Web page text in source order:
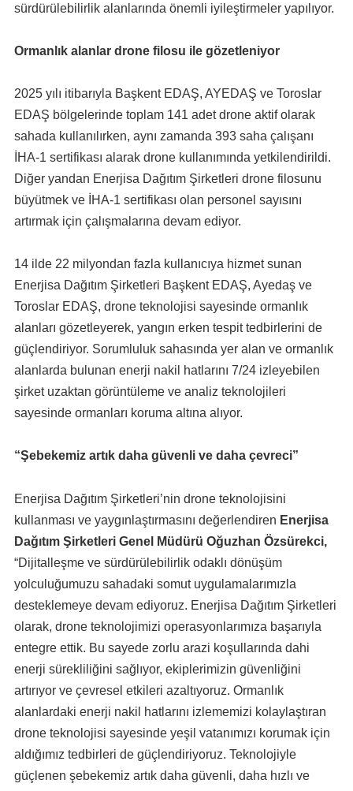
sürdürülebilirlik alanlarında önemli iyileştirmeler yapılıyor.
Ormanlık alanlar drone filosu ile gözetleniyor
2025 yılı itibarıyla Başkent EDAŞ, AYEDAŞ ve Toroslar
EDAŞ bölgelerinde toplam 141 adet drone aktif olarak
sahada kullanılırken, aynı zamanda 393 saha çalışanı
İHA-1 sertifikası alarak drone kullanımında yetkilendirildi.
Diğer yandan Enerjisa Dağıtım Şirketleri drone filosunu
büyütmek ve İHA-1 sertifikası olan personel sayısını
artırmak için çalışmalarına devam ediyor.
14 ilde 22 milyondan fazla kullanıcıya hizmet sunan
Enerjisa Dağıtım Şirketleri Başkent EDAŞ, Ayedaş ve
Toroslar EDAŞ, drone teknolojisi sayesinde ormanlık
alanları gözetleyerek, yangın erken tespit tedbirlerini de
güçlendiriyor. Sorumluluk sahasında yer alan ve ormanlık
alanlarda bulunan enerji nakil hatlarını 7/24 izleyebilen
şirket uzaktan görüntüleme ve analiz teknolojileri
sayesinde ormanları koruma altına alıyor.
“Şebekemiz artık daha güvenli ve daha çevreci”
Enerjisa Dağıtım Şirketleri’nin drone teknolojisini
kullanması ve yaygınlaştırmasını değerlendiren Enerjisa
Dağıtım Şirketleri Genel Müdürü Oğuzhan Özsürekci,
“Dijitalleşme ve sürdürülebilirlik odaklı dönüşüm
yolculuğumuzu sahadaki somut uygulamalarımızla
desteklemeye devam ediyoruz. Enerjisa Dağıtım Şirketleri
olarak, drone teknolojimizi operasyonlarımıza başarıyla
entegre ettik. Bu sayede zorlu arazi koşullarında dahi
enerji sürekliliğini sağlıyor, ekiplerimizin güvenliğini
artırıyor ve çevresel etkileri azaltıyoruz. Ormanlık
alanlardaki enerji nakil hatlarını izlememizi kolaylaştıran
drone teknolojisi sayesinde yeşil vatanımızı korumak için
aldığımız tedbirleri de güçlendiriyoruz. Teknolojiyle
güçlenen şebekemiz artık daha güvenli, daha hızlı ve